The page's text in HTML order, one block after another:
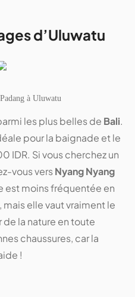
d’Uluwatu
à Uluwatu
les plus belles de Bali.
pour la baignade et le
IDR. Si vous cherchez un
vous versNyang Nyang
est moins fréquentée en
elle vaut vraiment le
la nature en toute
chaussures, car la
!